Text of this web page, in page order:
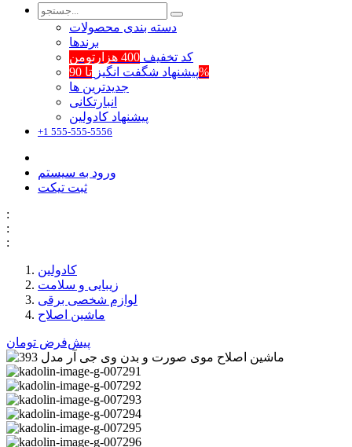
دسته بندی محصولات
برند‌ها
کد تخفیف 400 هزارتومن
پیشنهاد شگفت انگیزتا 90%
جدیدترین ها
انبارتکانی
پیشنهاد کادولین
+1 555-555-5556
ورود به سیستم
ثبت تیکت
:
:
:
کادولین
زیبایی و سلامت
لوازم شخصی برقی
ماشین اصلاح
پیش‌فرض تومان